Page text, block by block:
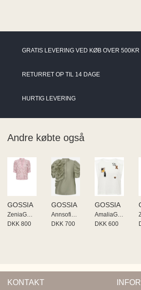
GRATIS LEVERING VED KØB OVER 500KR
RETURRET OP TIL 14 DAGE
HURTIG LEVERING
Andre købte også
GOSSIA
ZeniaGO Blouse
DKK 800
GOSSIA
AnnsofiGO Blouse
DKK 700
GOSSIA
AmaliaGO Li Tee
DKK 600
KONTAKT